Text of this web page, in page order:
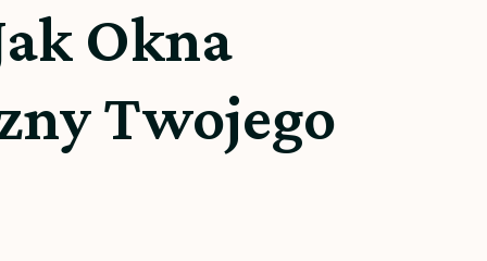
Okna
Twojego